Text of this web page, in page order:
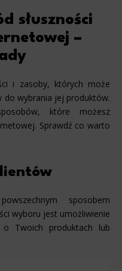
słuszności
–
i zasoby, których może
do wybrania jej produktów.
które możesz
Sprawdź co warto
sposobem
wyboru jest umożliwienie
o Twoich produktach lub